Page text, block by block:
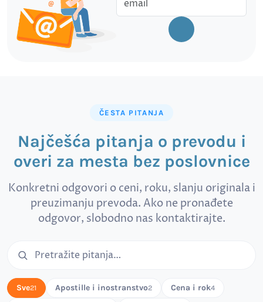
ČESTA PITANJA
Najčešća pitanja o prevodu i
overi za mesta bez poslovnice
Konkretni odgovori o ceni, roku, slanju originala i
preuzimanju prevoda. Ako ne pronađete
odgovor, slobodno nas kontaktirajte.
Sve21 Apostille i inostranstvo2 Cena i rok4